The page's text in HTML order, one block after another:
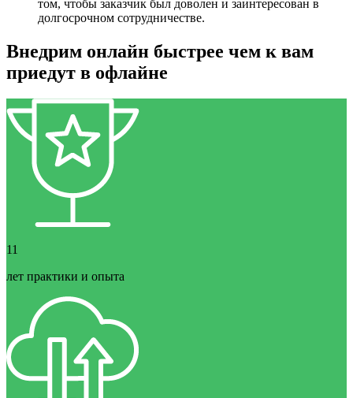
том, чтобы заказчик был доволен и заинтересован в
долгосрочном сотрудничестве.
Внедрим онлайн быстрее чем к вам
приедут в офлайне
11
лет практики и опыта